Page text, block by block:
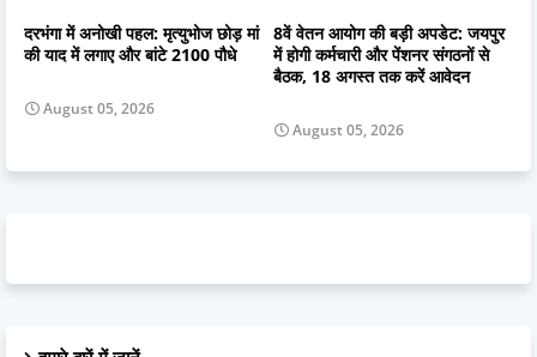
दरभंगा में अनोखी पहल: मृत्युभोज छोड़ मां
की याद में लगाए और बांटे 2100 पौधे
August 05, 2026
8वें वेतन आयोग की बड़ी अपडेट: जयपुर
में होगी कर्मचारी और पेंशनर संगठनों से
बैठक, 18 अगस्त तक करें आवेदन
August 05, 2026